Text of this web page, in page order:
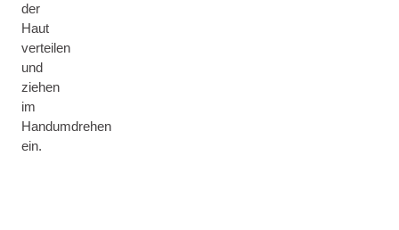
der
Haut
verteilen
und
ziehen
im
Handumdrehen
ein.